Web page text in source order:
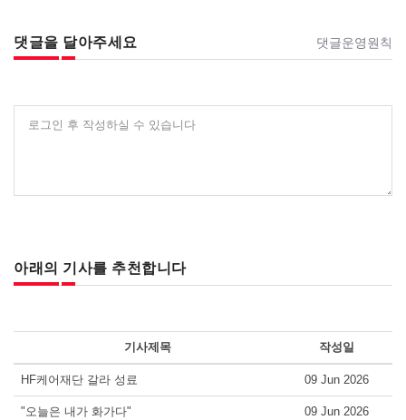
댓글을 달아주세요 댓글운영원칙
로그인 후 작성하실 수 있습니다
아래의 기사를 추천합니다
기사제목 작성일
HF케어재단 갈라 성료 09 Jun 2026
"오늘은 내가 화가다" 09 Jun 2026